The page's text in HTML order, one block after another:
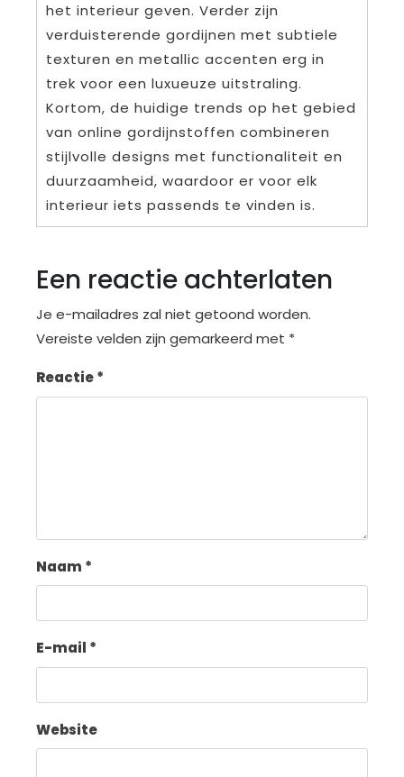
het interieur geven. Verder zijn
verduisterende gordijnen met subtiele
texturen en metallic accenten erg in
trek voor een luxueuze uitstraling.
Kortom, de huidige trends op het gebied
van online gordijnstoffen combineren
stijlvolle designs met functionaliteit en
duurzaamheid, waardoor er voor elk
interieur iets passends te vinden is.
Een reactie achterlaten
Je e-mailadres zal niet getoond worden.
Vereiste velden zijn gemarkeerd met *
Reactie*
Naam *
E-mail *
Website